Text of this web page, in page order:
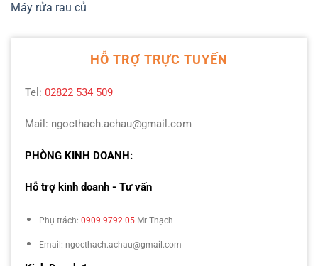
Máy rửa rau củ
HỖ TRỢ TRỰC TUYẾN
Tel: 02822 534 509
Mail: ngocthach.achau@gmail.com
PHÒNG KINH DOANH:
Hỗ trợ kinh doanh - Tư vấn
Phụ trách: 0909 9792 05 Mr Thạch
Email: ngocthach.achau@gmail.com